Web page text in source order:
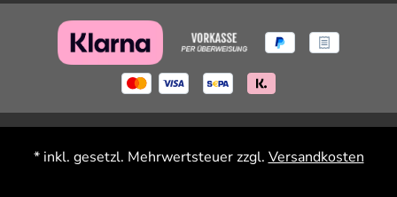
* inkl. gesetzl. Mehrwertsteuer zzgl. Versandkosten